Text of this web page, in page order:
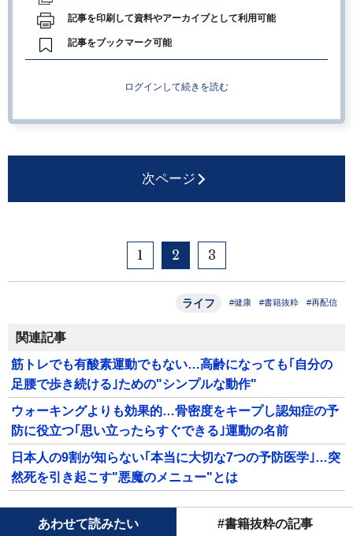
記事を印刷して資料やアーカイブとして利用可能
記事をブックマーク可能
ログインして続きを読む
次ページ
1 2 3
ライフ #健康 #書籍抜粋 #再配信
関連記事
筋トレでも有酸素運動でもない…高齢になっても｢自分の
足腰で歩き続ける｣ための"シンプルな動作"
ウォーキングよりも効果的…骨密度をキープし認知症の予
防に役立つ｢思い立ったらすぐできる｣運動の名前
日本人の9割が知らない｢本当に大切な7つの予防医学｣…突
然死を引き起こす"悪魔のメニュー"とは
あわせて読みたい #書籍抜粋の記事